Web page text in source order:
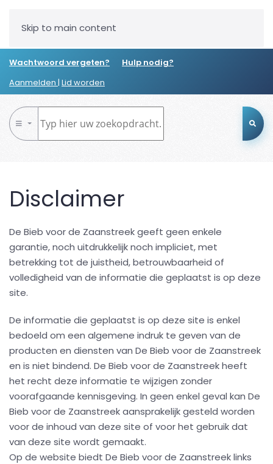
Skip to main content
Wachtwoord vergeten?
Hulp nodig?
Aanmelden | Lid worden
Disclaimer
De Bieb voor de Zaanstreek geeft geen enkele
garantie, noch uitdrukkelijk noch impliciet, met
betrekking tot de juistheid, betrouwbaarheid of
volledigheid van de informatie die geplaatst is op deze
site.
De informatie die geplaatst is op deze site is enkel
bedoeld om een algemene indruk te geven van de
producten en diensten van De Bieb voor de Zaanstreek
en is niet bindend. De Bieb voor de Zaanstreek heeft
het recht deze informatie te wijzigen zonder
voorafgaande kennisgeving. In geen enkel geval kan De
Bieb voor de Zaanstreek aansprakelijk gesteld worden
voor de inhoud van deze site of voor het gebruik dat
van deze site wordt gemaakt.
Op de website biedt De Bieb voor de Zaanstreek links